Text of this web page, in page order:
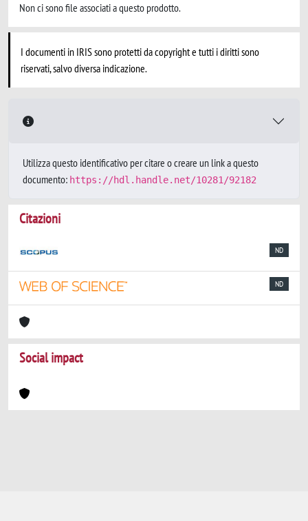
Non ci sono file associati a questo prodotto.
I documenti in IRIS sono protetti da copyright e tutti i diritti sono
riservati, salvo diversa indicazione.
Utilizza questo identificativo per citare o creare un link a questo
documento: https://hdl.handle.net/10281/92182
Citazioni
ND
ND
Social impact